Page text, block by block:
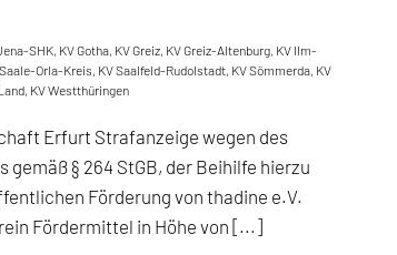
SHK, KV Gotha, KV Greiz, KV Greiz-Altenburg, KV Ilm-
Orla-Kreis, KV Saalfeld-Rudolstadt, KV Sömmerda, KV
, KV Westthüringen
Erfurt Strafanzeige wegen des
§ 264 StGB, der Beihilfe hierzu
Förderung von thadine e.V.
Fördermittel in Höhe von [...]